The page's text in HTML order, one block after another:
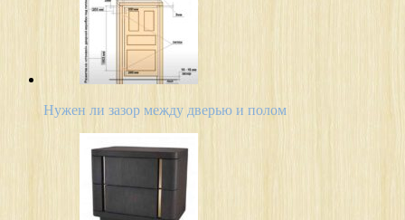
Нужен ли зазор между дверью и полом